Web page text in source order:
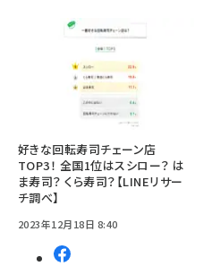
好きな回転寿司チェーン店
TOP3！ 全国1位はスシロー？ は
ま寿司？ くら寿司？【LINEリサー
チ調べ】
2023年12月18日 8:40